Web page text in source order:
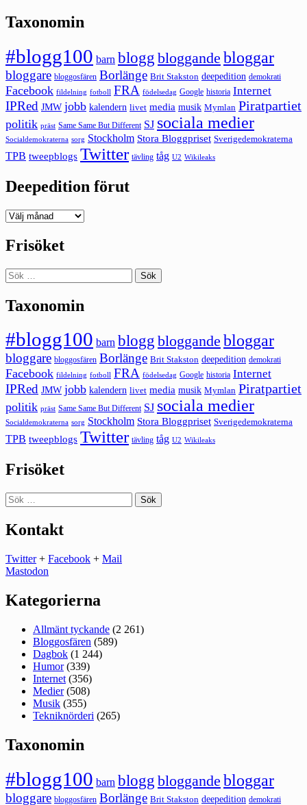
Taxonomin
#blogg100 barn blogg bloggande bloggar
bloggare bloggosfären Borlänge Brit Stakston deepedition demokrati
Facebook fildelning fotboll FRA födelsedag Google historia Internet
IPRed JMW jobb kalendern livet media musik Mymlan Piratpartiet
politik präst Same Same But Different SJ sociala medier
Socialdemokraterna sorg Stockholm Stora Bloggpriset Sverigedemokraterna
TPB tweepblogs Twitter tävling tåg U2 Wikileaks
Deepedition förut
Deepedition
Frisöket
Sök
efter:
Taxonomin
#blogg100 barn blogg bloggande bloggar
bloggare bloggosfären Borlänge Brit Stakston deepedition demokrati
Facebook fildelning fotboll FRA födelsedag Google historia Internet
IPRed JMW jobb kalendern livet media musik Mymlan Piratpartiet
politik präst Same Same But Different SJ sociala medier
Socialdemokraterna sorg Stockholm Stora Bloggpriset Sverigedemokraterna
TPB tweepblogs Twitter tävling tåg U2 Wikileaks
Frisöket
Sök
efter:
Kontakt
Twitter+ Facebook + Mail
Mastodon
Kategorierna
Allmänt tyckande (2 261)
Bloggosfären (589)
Dagbok (1 244)
Humor(339)
Internet (356)
Medier(508)
Musik (355)
Tekniknörderi (265)
Taxonomin
#blogg100 barn blogg bloggande bloggar
bloggare bloggosfären Borlänge Brit Stakston deepedition demokrati